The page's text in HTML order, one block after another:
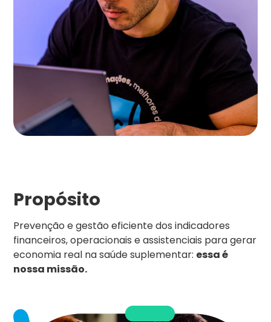
Propósito
Prevenção e gestão eficiente dos indicadores
financeiros, operacionais e assistenciais para gerar
economia real na saúde suplementar: essa é
nossa missão.